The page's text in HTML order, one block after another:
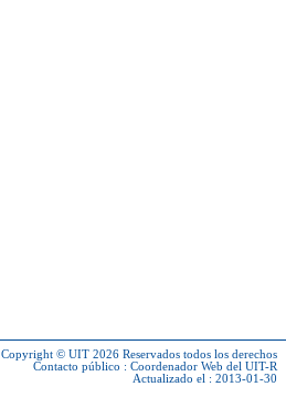
Copyright © UIT 2026 Reservados todos los derechos
Contacto público : Coordenador Web del UIT-R
Actualizado el : 2013-01-30